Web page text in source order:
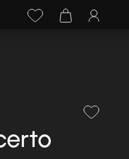
+38 (068) 778-40-38